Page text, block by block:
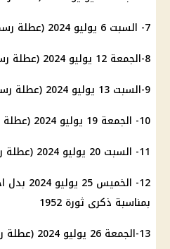
7- السبت 6 يوليو 2024 (عطلة رسمية براتب كامل)
8-الجمعة 12 يوليو 2024 (عطلة رسمية بأجر كامل)
9-السبت 13 يوليو 2024 (عطلة رسمية براتب كامل)
10- الجمعة 19 يوليو 2024 (عطلة رسمية براتب كامل)
11- السبت 20 يوليو 2024 (عطلة رسمية براتب كامل)
بمناسبة ذكرى ثورة 1952
13-الجمعة 26 يوليو 2024 (عطلة رسمية بأجر كامل)